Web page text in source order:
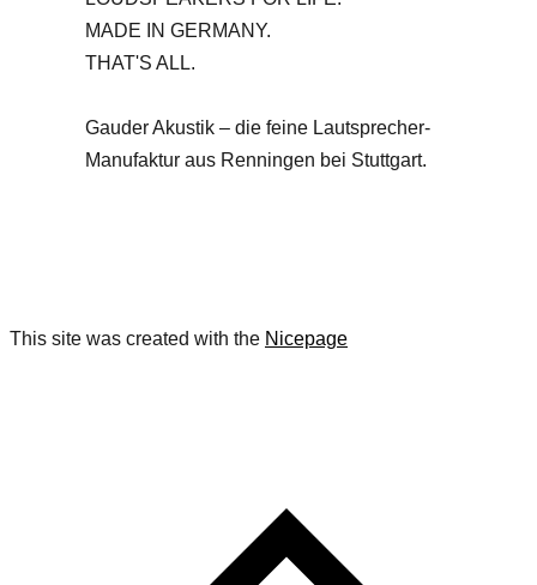
MADE IN GERMANY.
THAT'S ALL.
Gauder Akustik – die feine Lautsprecher-
Manufaktur aus Renningen bei Stuttgart.
This site was created with the Nicepage